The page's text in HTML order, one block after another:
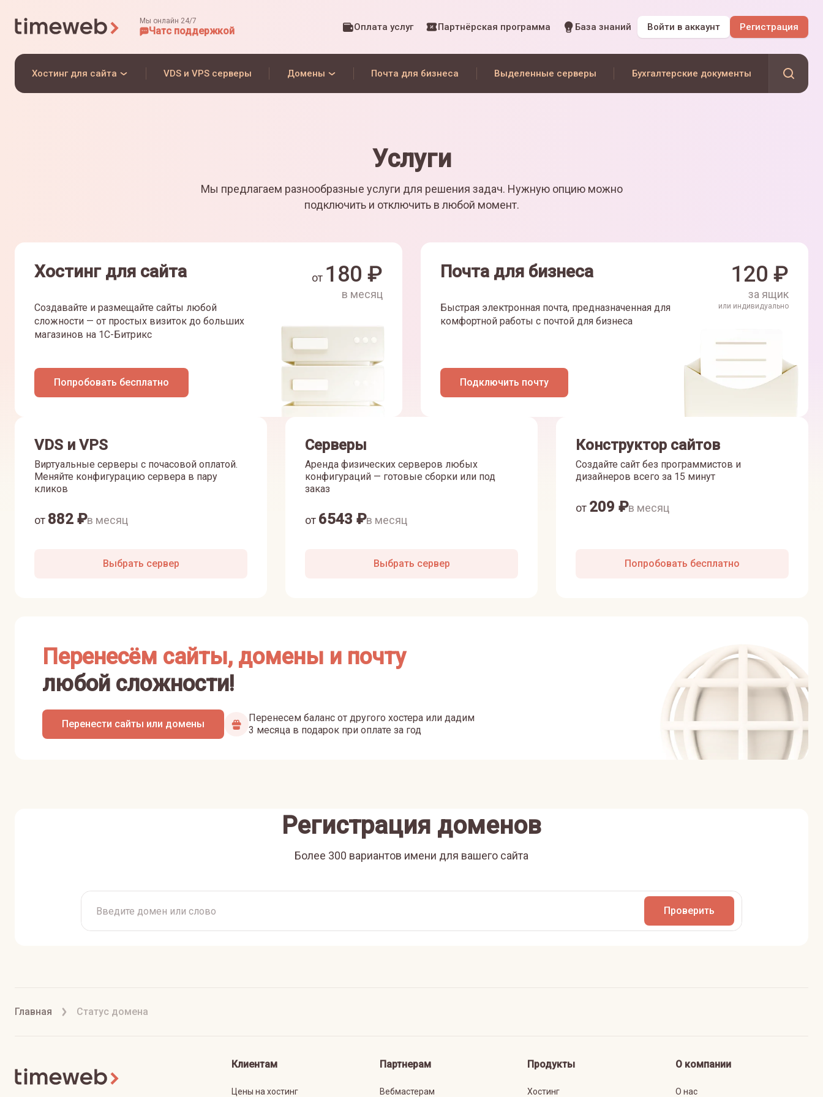
Мы онлайн 24/7
Чатс поддержкой Оплата услуг Партнёрская программа База знаний Войти в аккаунт Регистрация
Хостинг для сайта VDS и VPS серверы Домены Почта для бизнеса Выделенные серверы Бухгалтерские документы
Услуги
Мы предлагаем разнообразные услуги для решения задач. Нужную опцию можно
подключить и отключить в любой момент.
Хостинг для сайта
Создавайте и размещайте сайты любой
сложности — от простых визиток до больших
магазинов на 1С-Битрикс
Попробовать бесплатно
от 180 ₽
в месяц
Почта для бизнеса
Быстрая электронная почта, предназначенная для
комфортной работы с почтой для бизнеса
Подключить почту
120 ₽
за ящик
или индивидуально
VDS и VPS
Виртуальные серверы с почасовой оплатой.
Меняйте конфигурацию сервера в пару
кликов
от 882 ₽в месяц
Выбрать сервер
Серверы
Аренда физических серверов любых
конфигураций — готовые сборки или под
заказ
от 6543 ₽в месяц
Выбрать сервер
Конструктор сайтов
Создайте сайт без программистов и
дизайнеров всего за 15 минут
от 209 ₽в месяц
Попробовать бесплатно
Перенесём сайты, домены и почту
любой сложности!
Перенести сайты или домены
Перенесем баланс от другого хостера или дадим
3 месяца в подарок при оплате за год
Регистрация доменов
Более 300 вариантов имени для вашего сайта
Проверить
Главная Статус домена
Клиентам
Цены на хостинг
Партнерам
Вебмастерам
Продукты
Хостинг
О компании
О нас